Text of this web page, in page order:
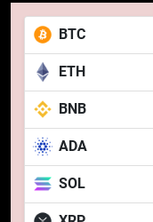
BTC
ETH
BNB
ADA
SOL
6